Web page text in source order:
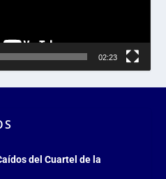
02:23
del Cuartel de la